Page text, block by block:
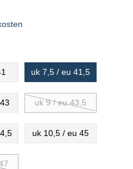
uk 7,5 / eu 41,5
uk 9 / eu 43,5
uk 10,5 / eu 45